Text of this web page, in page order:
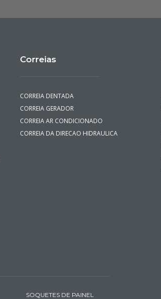
Correias
CORREIA DENTADA
CORREIA GERADOR
CORREIA AR CONDICIONADO
CORREIA DA DIRECAO HIDRAULICA
SOQUETES DE PAINEL